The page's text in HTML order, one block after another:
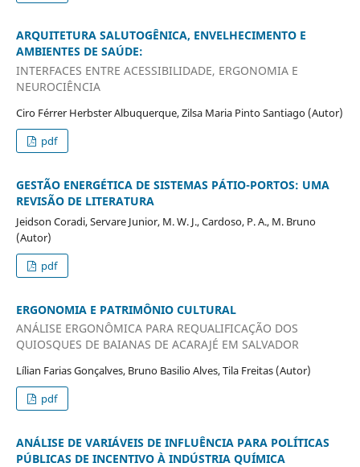
ARQUITETURA SALUTOGÊNICA, ENVELHECIMENTO E
AMBIENTES DE SAÚDE:
INTERFACES ENTRE ACESSIBILIDADE, ERGONOMIA E
NEUROCIÊNCIA
Ciro Férrer Herbster Albuquerque, Zilsa Maria Pinto Santiago (Autor)
pdf
GESTÃO ENERGÉTICA DE SISTEMAS PÁTIO-PORTOS: UMA
REVISÃO DE LITERATURA
Jeidson Coradi, Servare Junior, M. W. J., Cardoso, P. A., M. Bruno
(Autor)
pdf
ERGONOMIA E PATRIMÔNIO CULTURAL
ANÁLISE ERGONÔMICA PARA REQUALIFICAÇÃO DOS
QUIOSQUES DE BAIANAS DE ACARAJÉ EM SALVADOR
Lílian Farias Gonçalves, Bruno Basilio Alves, Tila Freitas (Autor)
pdf
ANÁLISE DE VARIÁVEIS DE INFLUÊNCIA PARA POLÍTICAS
PÚBLICAS DE INCENTIVO À INDÚSTRIA QUÍMICA